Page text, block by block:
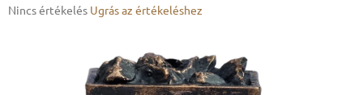
A
Nincs értékelés Ugrás az értékeléshez